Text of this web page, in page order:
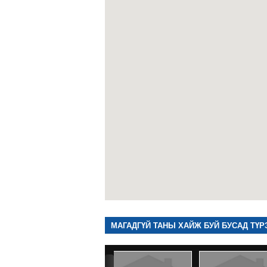
МАГАДГҮЙ ТАНЫ ХАЙЖ БУЙ БУСАД